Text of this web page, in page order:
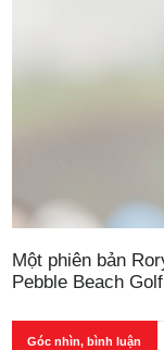
Một phiên bản
Pebble Beach
Góc nhìn, bình luận